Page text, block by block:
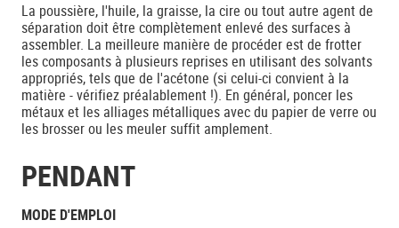
La poussière, l'huile, la graisse, la cire ou tout autre agent de
séparation doit être complètement enlevé des surfaces à
assembler. La meilleure manière de procéder est de frotter
les composants à plusieurs reprises en utilisant des solvants
appropriés, tels que de l'acétone (si celui-ci convient à la
matière - vérifiez préalablement !). En général, poncer les
métaux et les alliages métalliques avec du papier de verre ou
les brosser ou les meuler suffit amplement.
PENDANT
MODE D'EMPLOI